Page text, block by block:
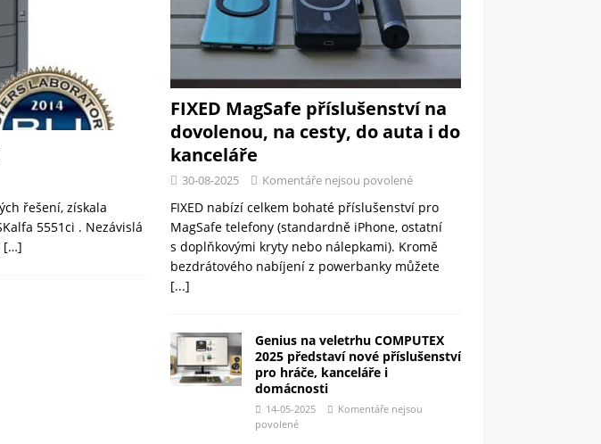
řešení, získala
5551ci . Nezávislá
[…]
FIXED MagSafe příslušenství na
dovolenou, na cesty, do auta i do
kanceláře
30-08-2025 Komentáře nejsou povolené
FIXED nabízí celkem bohaté příslušenství pro
MagSafe telefony (standardně iPhone, ostatní
s doplňkovými kryty nebo nálepkami). Kromě
bezdrátového nabíjení z powerbanky můžete
[...]
Genius na veletrhu COMPUTEX
2025 představí nové příslušenství
pro hráče, kanceláře i
domácnosti
14-05-2025
Komentáře nejsou
povolené